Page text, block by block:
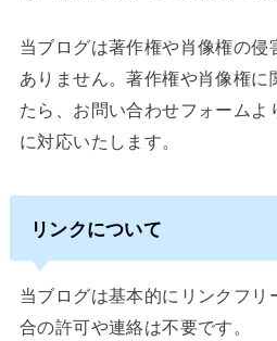
当ブログは著作権や肖像権の
ありません。著作権や肖像権
たら、お問い合わせフォーム
に対応いたします。
リンクについて
当ブログは基本的にリンクフ
合の許可や連絡は不要です。